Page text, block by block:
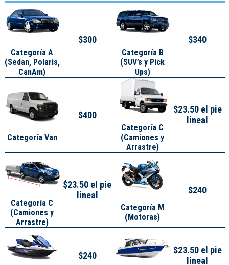
Categoría A
(Sedan, Polaris,
CanAm)
$300
Categoría B
(SUV’s y Pick
Ups)
$340
Categoría Van
$400
Categoría C
(Camiones y
Arrastre)
$23.50 el pie
lineal
Categoría C
(Camiones y
Arrastre)
$23.50 el pie
lineal
Categoría M
(Motoras)
$240
$240
$23.50 el pie
lineal